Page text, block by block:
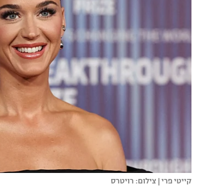
קייטי פרי | צילום: רויטרס